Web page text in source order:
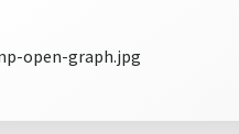
open-graph.jpg